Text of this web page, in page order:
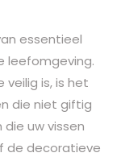
essentieel
leefomgeving.
is, is het
die niet giftig
uw vissen
de decoratieve